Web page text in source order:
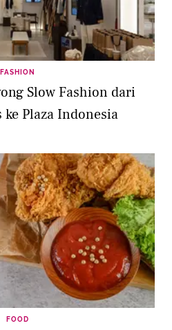
FASHION
Slow Fashion dari
ke Plaza Indonesia
FOOD